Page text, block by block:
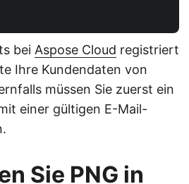
bei Aspose Cloud registriert
Ihre Kundendaten von
müssen Sie zuerst ein
einer gültigen E-Mail-
Sie PNG in